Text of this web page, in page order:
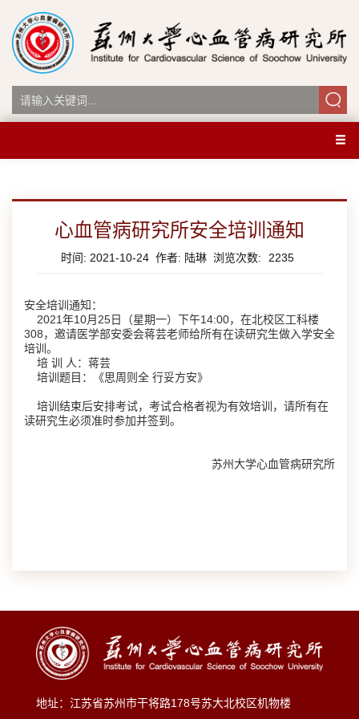
心血管病研究所安全培训通知
时间: 2021-10-24 作者: 陆琳 浏览次数: 2235
安全培训通知：
2021年10月25日（星期一）下午14:00，在北校区工科楼
308，邀请医学部安委会蒋芸老师给所有在读研究生做入学安全
培训。
培 训 人：蒋芸
培训题目：《思周则全 行妥方安》
培训结束后安排考试，考试合格者视为有效培训，请所有在
读研究生必须准时参加并签到。
苏州大学心血管病研究所
地址：江苏省苏州市干将路178号苏大北校区机物楼